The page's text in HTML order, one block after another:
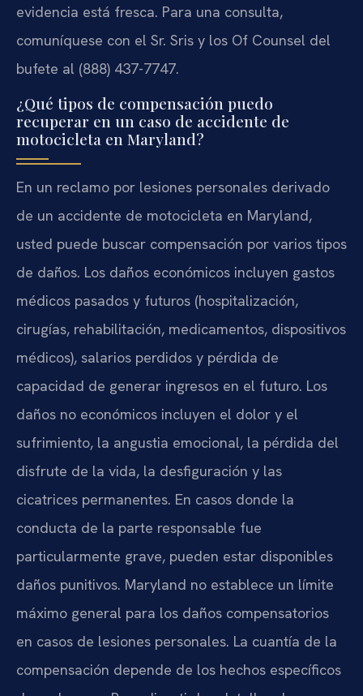
evidencia está fresca. Para una consulta,
comuníquese con el Sr. Sris y los Of Counsel del
bufete al (888) 437-7747.
¿Qué tipos de compensación puedo
recuperar en un caso de accidente de
motocicleta en Maryland?
En un reclamo por lesiones personales derivado
de un accidente de motocicleta en Maryland,
usted puede buscar compensación por varios tipos
de daños. Los daños económicos incluyen gastos
médicos pasados y futuros (hospitalización,
cirugías, rehabilitación, medicamentos, dispositivos
médicos), salarios perdidos y pérdida de
capacidad de generar ingresos en el futuro. Los
daños no económicos incluyen el dolor y el
sufrimiento, la angustia emocional, la pérdida del
disfrute de la vida, la desfiguración y las
cicatrices permanentes. En casos donde la
conducta de la parte responsable fue
particularmente grave, pueden estar disponibles
daños punitivos. Maryland no establece un límite
máximo general para los daños compensatorios
en casos de lesiones personales. La cuantía de la
compensación depende de los hechos específicos